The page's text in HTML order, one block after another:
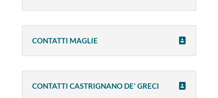
CONTATTI MAGLIE
CONTATTI CASTRIGNANO DE' GRECI